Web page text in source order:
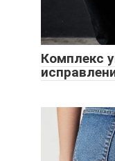
Комплекс